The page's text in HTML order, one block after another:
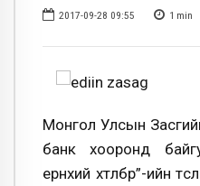
2017-09-28 09:55 1 min
Монгол Улсын
банк хооронд
ерөнхий хөтөлбөр”-ийн